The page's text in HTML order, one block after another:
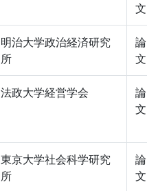
文
明治大学政治経済研究
所
論
文
法政大学経営学会
論
文
東京大学社会科学研究
所
論
文